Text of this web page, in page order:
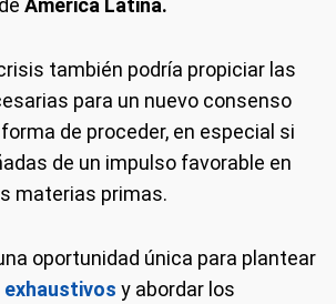
América Latina.
también podría propiciar las
para un nuevo consenso
de proceder, en especial si
de un impulso favorable en
materias primas.
oportunidad única para plantear
y abordar los